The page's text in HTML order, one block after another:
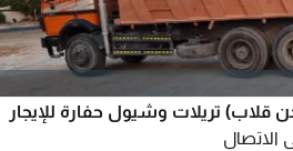
تريلات وشيول حفارة للإيجار
الاتصال